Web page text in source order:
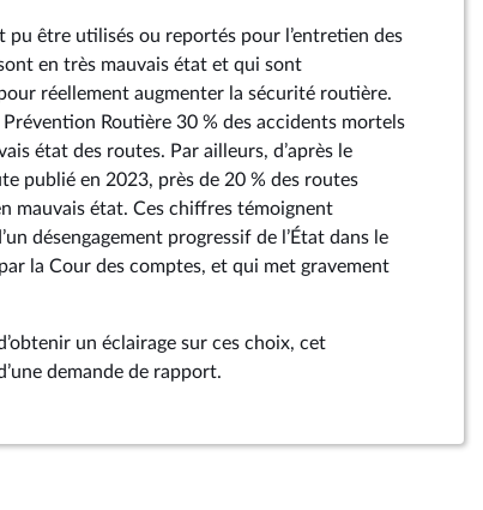
pu être utilisés ou reportés pour l’entretien des
en très mauvais état et qui sont
réellement augmenter la sécurité routière.
Routière 30 % des accidents mortels
état des routes. Par ailleurs, d’après le
publié en 2023, près de 20 % des routes
mauvais état. Ces chiffres témoignent
désengagement progressif de l’État dans le
la Cour des comptes, et qui met gravement
un éclairage sur ces choix, cet
demande de rapport.